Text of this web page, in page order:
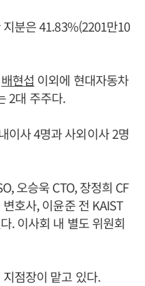
분은 41.83%(2201만10
배현섭 이외에 현대자동차
2대 주주다.
이사 4명과 사외이사 2명
오승욱 CTO, 장정희 CF
호사, 이윤준 전 KAIST
. 이사회 내 별도 위원회
점장이 맡고 있다.